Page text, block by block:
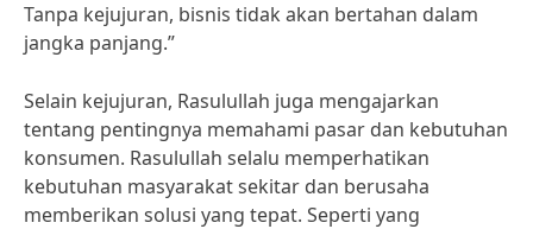
Tanpa kejujuran, bisnis tidak akan bertahan dalam
jangka panjang.”
Selain kejujuran, Rasulullah juga mengajarkan
tentang pentingnya memahami pasar dan kebutuhan
konsumen. Rasulullah selalu memperhatikan
kebutuhan masyarakat sekitar dan berusaha
memberikan solusi yang tepat. Seperti yang